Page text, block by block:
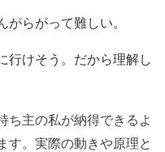
がらがって難しい。
行けそう。だから理解し
ち主の私が納得できるよ
す。実際の動きや原理と